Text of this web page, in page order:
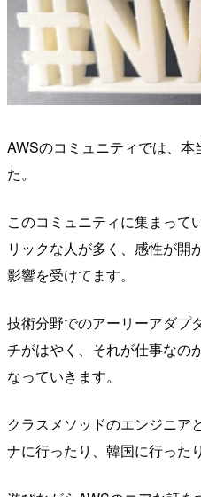
AWSのコミュニティでは、
た。
このコミュニティに集まって
リックな人が多く、感性が開
影響を受けてます。
技術分野でのアーリーアダプ
チがはやく、それが仕事なの
なっていきます。
クラスメソッドのエンジニア
ナに行ったり、韓国に行った